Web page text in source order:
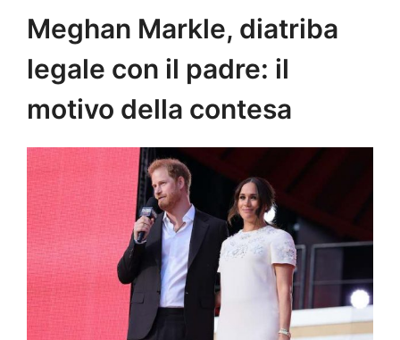
Meghan Markle, diatriba
legale con il padre: il
motivo della contesa